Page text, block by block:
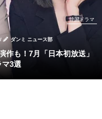
/ ダンミ ニュース部
韓国ドラマ
3選